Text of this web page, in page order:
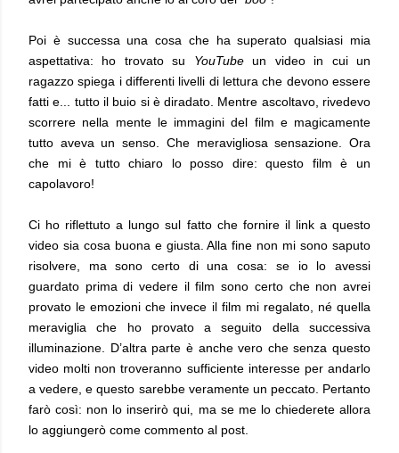
Poi è successa una cosa che ha superato qualsiasi mia
aspettativa: ho trovato su YouTubeun video in cui un
ragazzo spiega i differenti livelli di lettura che devono essere
fatti e... tutto il buio si è diradato. Mentre ascoltavo, rivedevo
scorrere nella mente le immagini del film e magicamente
tutto aveva un senso. Che meravigliosa sensazione. Ora
che mi è tutto chiaro lo posso dire: questo film è un
capolavoro!
Ci ho riflettuto a lungo sul fatto che fornire il link a questo
video sia cosa buona e giusta. Alla fine non mi sono saputo
risolvere, ma sono certo di una cosa: se io lo avessi
guardato prima di vedere il film sono certo che non avrei
provato le emozioni che invece il film mi regalato, né quella
meraviglia che ho provato a seguito della successiva
illuminazione. D’altra parte è anche vero che senza questo
video molti non troveranno sufficiente interesse per andarlo
a vedere, e questo sarebbe veramente un peccato. Pertanto
farò così: non lo inserirò qui, ma se me lo chiederete allora
lo aggiungerò come commento al post.